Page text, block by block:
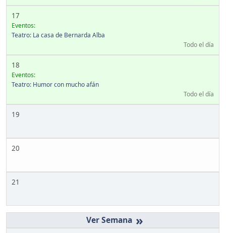
17
Eventos:
Teatro: La casa de Bernarda Alba
Todo el día
18
Eventos:
Teatro: Humor con mucho afán
Todo el día
19
20
21
»